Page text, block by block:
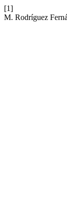
[1]
M. Rodríguez